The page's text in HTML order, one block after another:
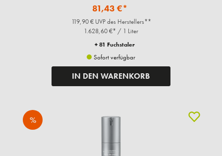
81,43 €*
119,90 € UVP des Herstellers**
1.628,60 €* / 1 Liter
+ 81 Fuchstaler
Sofort verfügbar
IN DEN WARENKORB
%